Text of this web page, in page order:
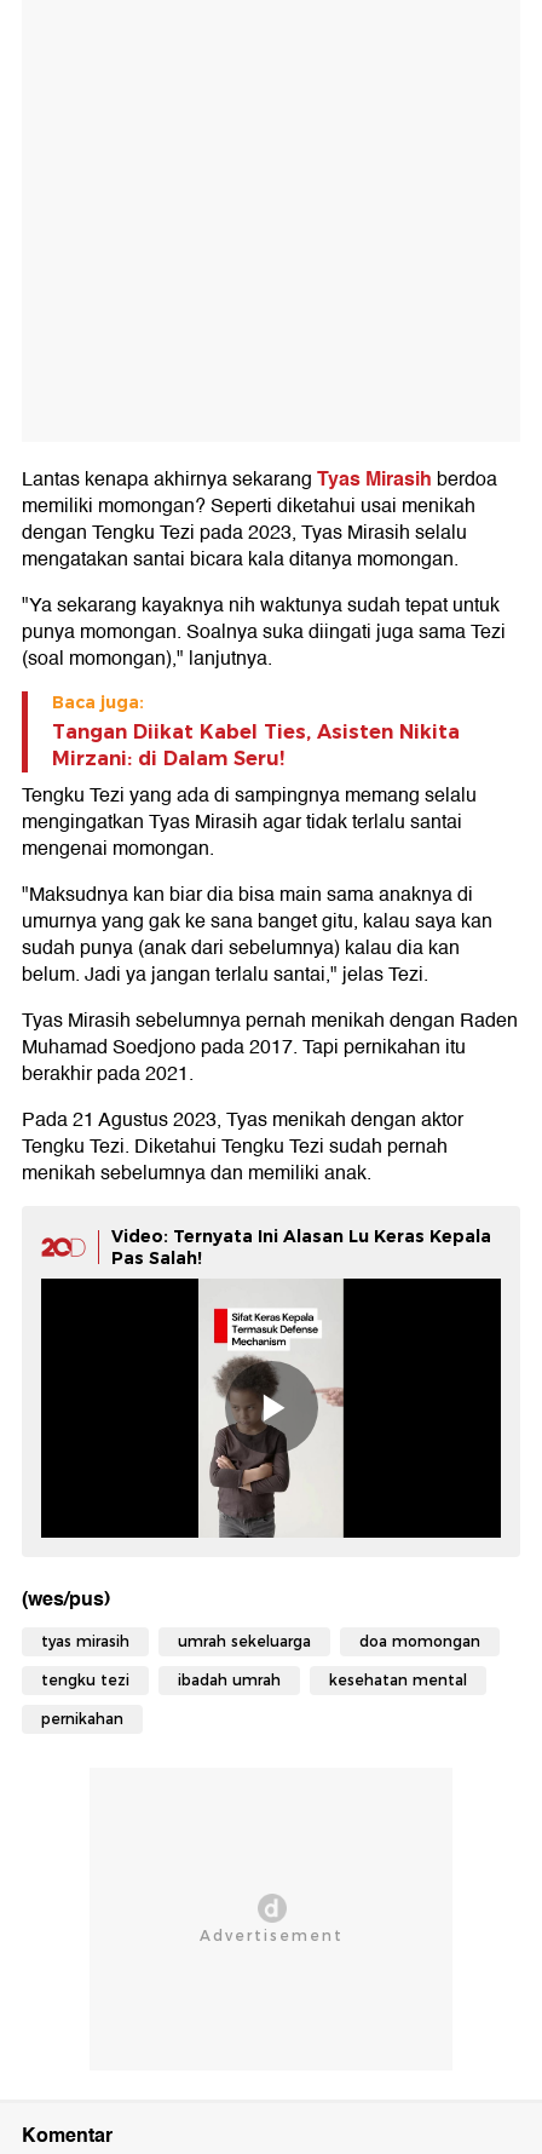
Lantas kenapa akhirnya sekarangTyas Mirasih berdoa
memiliki momongan? Seperti diketahui usai menikah
dengan Tengku Tezi pada 2023, Tyas Mirasih selalu
mengatakan santai bicara kala ditanya momongan.
"Ya sekarang kayaknya nih waktunya sudah tepat untuk
punya momongan. Soalnya suka diingati juga sama Tezi
(soal momongan)," lanjutnya.
Baca juga:
Tangan Diikat Kabel Ties, Asisten Nikita
Mirzani: di Dalam Seru!
Tengku Tezi yang ada di sampingnya memang selalu
mengingatkan Tyas Mirasih agar tidak terlalu santai
mengenai momongan.
"Maksudnya kan biar dia bisa main sama anaknya di
umurnya yang gak ke sana banget gitu, kalau saya kan
sudah punya (anak dari sebelumnya) kalau dia kan
belum. Jadi ya jangan terlalu santai," jelas Tezi.
Tyas Mirasih sebelumnya pernah menikah dengan Raden
Muhamad Soedjono pada 2017. Tapi pernikahan itu
berakhir pada 2021.
Pada 21 Agustus 2023, Tyas menikah dengan aktor
Tengku Tezi. Diketahui Tengku Tezi sudah pernah
menikah sebelumnya dan memiliki anak.
Video: Ternyata Ini Alasan Lu Keras Kepala
Pas Salah!
(wes/pus)
tyas mirasih umrah sekeluarga doa momongan
tengku tezi ibadah umrah kesehatan mental
pernikahan
Komentar